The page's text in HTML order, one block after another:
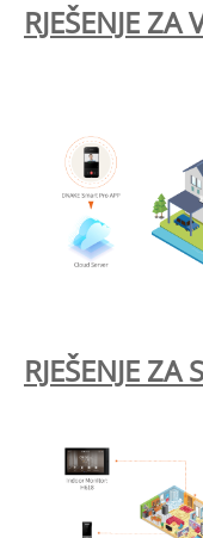
RJEŠENJE ZA
RJEŠENJE ZA